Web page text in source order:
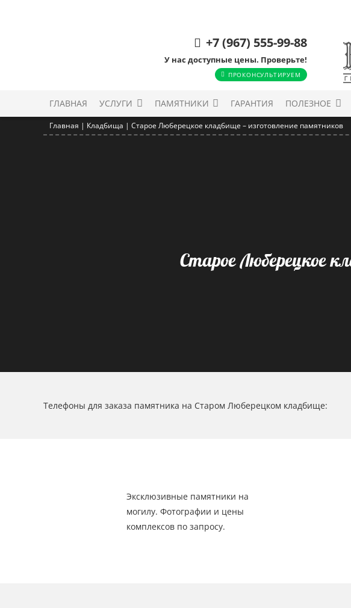
+7 (967) 555-99-88
У нас доступные цены. Проверьте!
ПРОКОНСУЛЬТИРУЕМ
ГЛАВНАЯ УСЛУГИ ПАМЯТНИКИ ГАРАНТИЯ ПОЛЕЗНОЕ
Главная | Кладбища | Старое Люберецкое кладбище – изготовление памятников
Старое Люберецкое
Телефоны для заказа памятника на Старом Люберецком кладбище:
Эксклюзивные памятники на
могилу. Фотографии и цены
комплексов по запросу.